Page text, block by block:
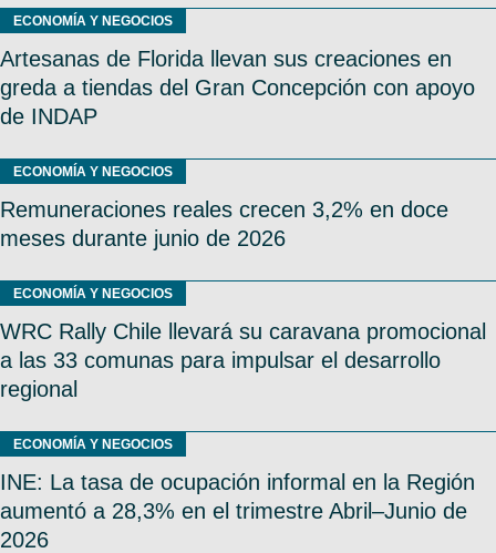
ECONOMÍA Y NEGOCIOS
Artesanas de Florida llevan sus creaciones en
greda a tiendas del Gran Concepción con apoyo
de INDAP
ECONOMÍA Y NEGOCIOS
Remuneraciones reales crecen 3,2% en doce
meses durante junio de 2026
ECONOMÍA Y NEGOCIOS
WRC Rally Chile llevará su caravana promocional
a las 33 comunas para impulsar el desarrollo
regional
ECONOMÍA Y NEGOCIOS
INE: La tasa de ocupación informal en la Región
aumentó a 28,3% en el trimestre Abril–Junio de
2026